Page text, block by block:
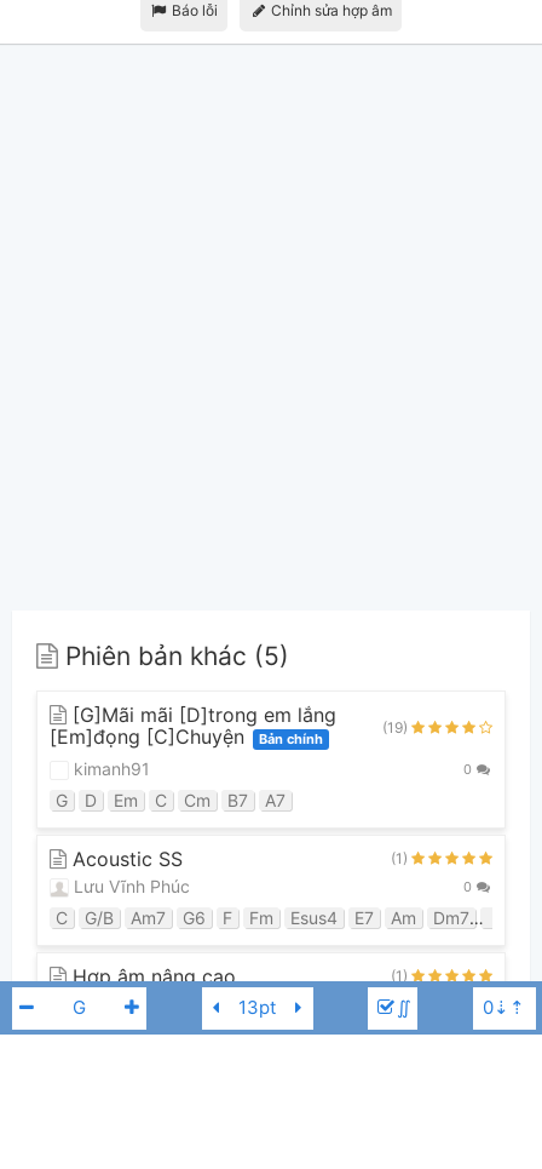
∬
Báo lỗi Chỉnh sửa hợp âm
Phiên bản khác (5)
[G]Mãi mãi [D]trong em lắng
[Em]đọng [C]Chuyện
Bản chính
(19)
kimanh91 0
G D Em C Cm B7 A7
Acoustic SS (1)
Lưu Vĩnh Phúc 0
C G/B Am7 G6 F Fm Esus4 E7 Am Dm7
Hợp âm nâng cao (1)
taduyvuong
G D/F# Em D C Cm Gmaj7 B7/F# C/E G/D B7/